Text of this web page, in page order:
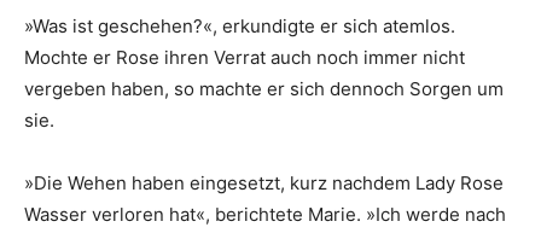
»Was ist geschehen?«, erkundigte er sich atemlos.
Mochte er Rose ihren Verrat auch noch immer nicht
vergeben haben, so machte er sich dennoch Sorgen um
sie.
»Die Wehen haben eingesetzt, kurz nachdem Lady Rose
Wasser verloren hat«, berichtete Marie. »Ich werde nach